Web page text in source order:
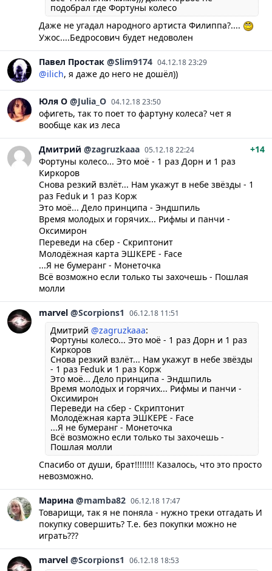
подобрaл где Фортуны колесо
Даже не угадал народного артиста Филиппа?....
Ужос....Бедросович будет недоволен
Павел Простак @Slim9174 04.12.18 23:29
@ilich, я даже до него не дошёл))
Юля О @Julia_O 04.12.18 23:50
офигеть, так то поет то фартуну колеса? чет я
вообще как из леса
Дмитрий @zagruzkaaa 05.12.18 22:24
+14
Фортуны колесо... Это моё - 1 раз Дорн и 1 раз
Киркоров
Снова резкий взлёт... Нам укажут в небе звёзды - 1
раз Feduk и 1 раз Корж
Это моё... Дело принципа - Эндшпиль
Время молодых и горячих... Рифмы и панчи -
Оксимирон
Переведи на сбер - Скриптонит
Молодёжная карта ЭШКЕРЕ - Face
...Я не бумеранг - Монеточка
Всё возможно если только ты захочешь - Пошлая
молли
marvel @Scorpions1 06.12.18 11:51
Дмитрий @zagruzkaaa:
Фортуны колесо... Это моё - 1 раз Дорн и 1 раз
Киркоров
Снова резкий взлёт... Нам укажут в небе звёзды
- 1 раз Feduk и 1 раз Корж
Это моё... Дело принципа - Эндшпиль
Время молодых и горячих... Рифмы и панчи -
Оксимирон
Переведи на сбер - Скриптонит
Молодёжная карта ЭШКЕРЕ - Face
...Я не бумеранг - Монеточка
Всё возможно если только ты захочешь -
Пошлая молли
Спасибо от души, брат!!!!!!!! Казалось, что это просто
невозможно.
Марина @mamba82 06.12.18 17:47
Товарищи, так я не поняла - нужно треки отгадать И
покупку совершить? Т.е. без покупки можно не
играть???
marvel @Scorpions1 06.12.18 18:53